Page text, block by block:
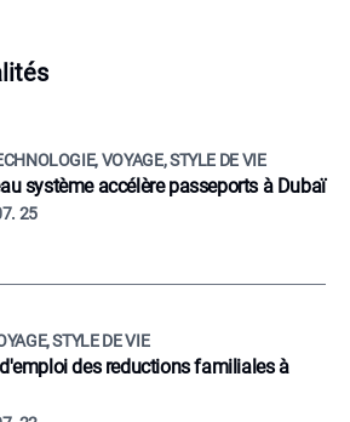
VOYAGE, STYLE DE VIE
système accélère passeports à Dubaï
25
STYLE DE VIE
des reductions familiales à